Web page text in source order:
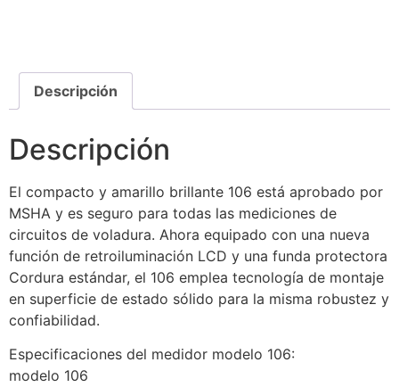
Descripción
Descripción
El compacto y amarillo brillante 106 está aprobado por
MSHA y es seguro para todas las mediciones de
circuitos de voladura. Ahora equipado con una nueva
función de retroiluminación LCD y una funda protectora
Cordura estándar, el 106 emplea tecnología de montaje
en superficie de estado sólido para la misma robustez y
confiabilidad.
Especificaciones del medidor modelo 106:
modelo 106